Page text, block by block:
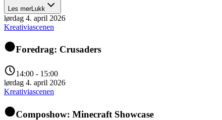
Les merLukk
lørdag 4. april 2026
Kreativiascenen
Foredrag: Crusaders
14:00 - 15:00
lørdag 4. april 2026
Kreativiascenen
Composhow: Minecraft Showcase